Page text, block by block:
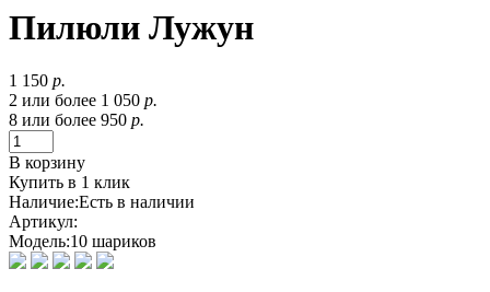
Пилюли Лужун
1 150 р.
2 или более 1 050 р.
8 или более 950 р.
В корзину
Купить в 1 клик
Наличие:Есть в наличии
Артикул:
Модель:10 шариков